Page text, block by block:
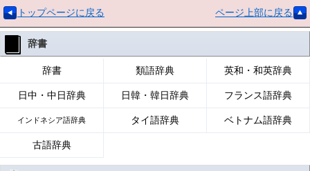
トップページに戻る ページ上部に戻る
辞書
辞書 類語辞典 英和・和英辞典
日中・中日辞典 日韓・韓日辞典 フランス語辞典
インドネシア語辞典 タイ語辞典 ベトナム語辞典
古語辞典